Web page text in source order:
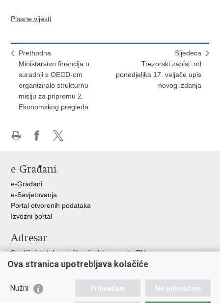
Pisane vijesti
Prethodna
Ministarstvo financija u
suradnji s OECD-om
organiziralo strukturnu
misiju za pripremu 2.
Ekonomskog pregleda
Sljedeća
Trezorski zapisi: od
ponedjeljka 17. veljače upis
novog izdanja
Facebooku
X-
e-Građani
e-Građani
e-Savjetovanja
Portal otvorenih podataka
Izvozni portal
Adresar
Središnji katalog službenih dokumenata RH
Adresar tijela javne vlasti
Popis dužnosnika u RH
Ova stranica upotrebljava kolačiće
Nužni Prihvaćam Ne prihvaćam